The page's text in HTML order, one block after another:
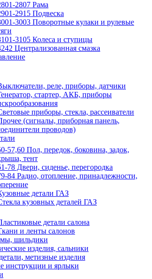
2807 Рама
2915 Подвеска
3003 Поворотные кулаки и рулевые
3105 Колеса и ступицы
Централизованная смазка
реле, приборы, датчики
стартер, АКБ, приборы
приборы, стекла, рассеиватели
(сигналы, приборная панель,
проводов)
57,60 Пол, передок, боковина, задок,
тент
78 Двери, сиденье, перегородка
84 Радио, отопление, принадлежности,
детали ГАЗ
кузовных деталей ГАЗ
детали салона
и ленты салонов
шильдики
изделия, сальники
метизные изделия
инструкции и ярлыки